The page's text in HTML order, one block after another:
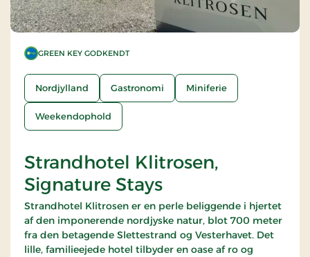
GREEN KEY GODKENDT
Nordjylland Gastronomi Miniferie
Weekendophold
Strandhotel Klitrosen,
Signature Stays
Strandhotel Klitrosen er en perle beliggende i hjertet
af den imponerende nordjyske natur, blot 700 meter
fra den betagende Slettestrand og Vesterhavet. Det
lille, familieejede hotel tilbyder en oase af ro og